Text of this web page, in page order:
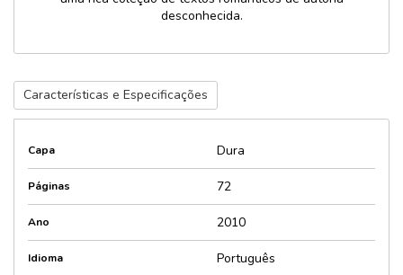
desconhecida.
Características e Especificações
Capa Dura
Páginas 72
Ano 2010
Idioma Português